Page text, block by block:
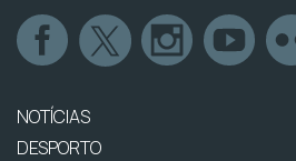
NOTÍCIAS
DESPORTO